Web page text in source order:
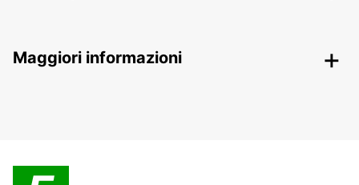
Maggiori informazioni